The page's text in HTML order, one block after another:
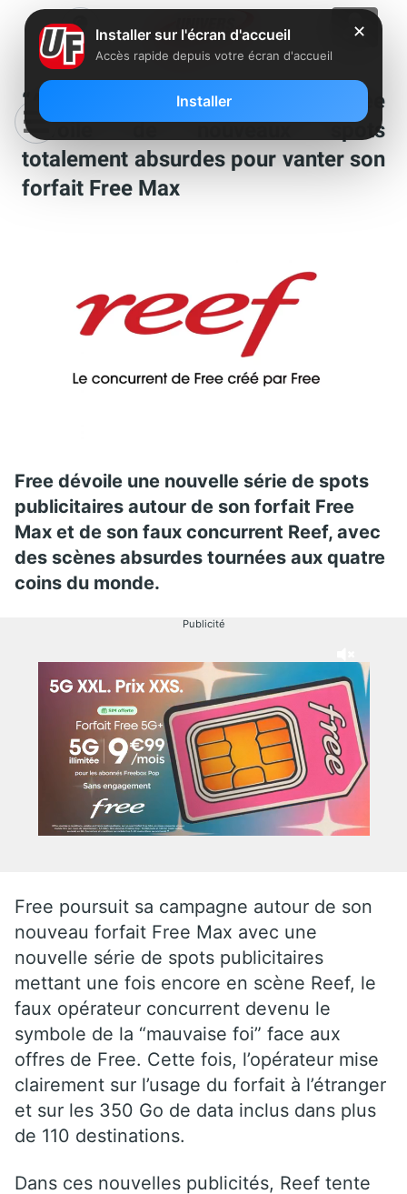
“Allez partout, sauf chez Reef” : Free
dévoile de nouveaux spots
totalement absurdes pour vanter son
forfait Free Max
Free dévoile une nouvelle série de spots
publicitaires autour de son forfait Free
Max et de son faux concurrent Reef, avec
des scènes absurdes tournées aux quatre
coins du monde.
Publicité
Free poursuit sa campagne autour de son
nouveau forfait Free Max avec une
nouvelle série de spots publicitaires
mettant une fois encore en scène Reef, le
faux opérateur concurrent devenu le
symbole de la “mauvaise foi” face aux
offres de Free. Cette fois, l’opérateur mise
clairement sur l’usage du forfait à l’étranger
et sur les 350 Go de data inclus dans plus
de 110 destinations.
Dans ces nouvelles publicités, Reef tente
✕
Installer sur l'écran d'accueil
Accès rapide depuis votre écran d'accueil
Installer